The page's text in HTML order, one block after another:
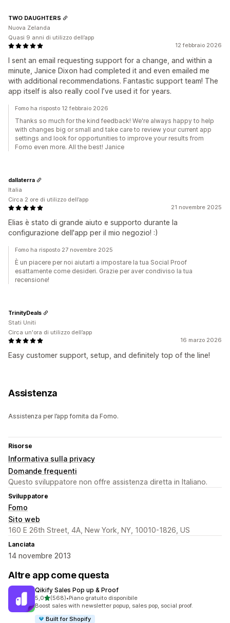
12 febbraio 2026
I sent an email requesting support for a change, and within a
minute, Janice Dixon had completed it and even emailed me
with additional recommendations. Fantastic support team! The
app itself is also really cool I’ve used it for years.
TWO DAUGHTERS
Nuova Zelanda
Quasi 9 anni di utilizzo dell’app
Fomo ha risposto 12 febbraio 2026
Thanks so much for the kind feedback! We're always happy to help
with changes big or small and take care to review your current app
settings and look for opportunities to improve your results from
Fomo even more. All the best! Janice
21 novembre 2025
Elias è stato di grande aiuto e supporto durante la
configurazione dell'app per il mio negozio! :)
dallaterra
Italia
Circa 2 ore di utilizzo dell’app
Fomo ha risposto 27 novembre 2025
È un piacere per noi aiutarti a impostare la tua Social Proof
esattamente come desideri. Grazie per aver condiviso la tua
recensione!
16 marzo 2026
Easy customer support, setup, and definitely top of the line!
TrinityDeals
Stati Uniti
Circa un'ora di utilizzo dell’app
Assistenza
Assistenza per l’app fornita da Fomo.
Risorse
Informativa sulla privacy
Domande frequenti
Questo sviluppatore non offre assistenza diretta in Italiano.
Sviluppatore
Fomo
Sito web
160 E 26th Street, 4A, New York, NY, 10010-1826, US
Lanciata
14 novembre 2013
Altre app come questa
Qikify Sales Pop up & Proof
5,0stelle su 5
(568)
568 recensioni totali
•Piano gratuito disponibile
Boost sales with newsletter popup, sales pop, social proof.
Built for Shopify